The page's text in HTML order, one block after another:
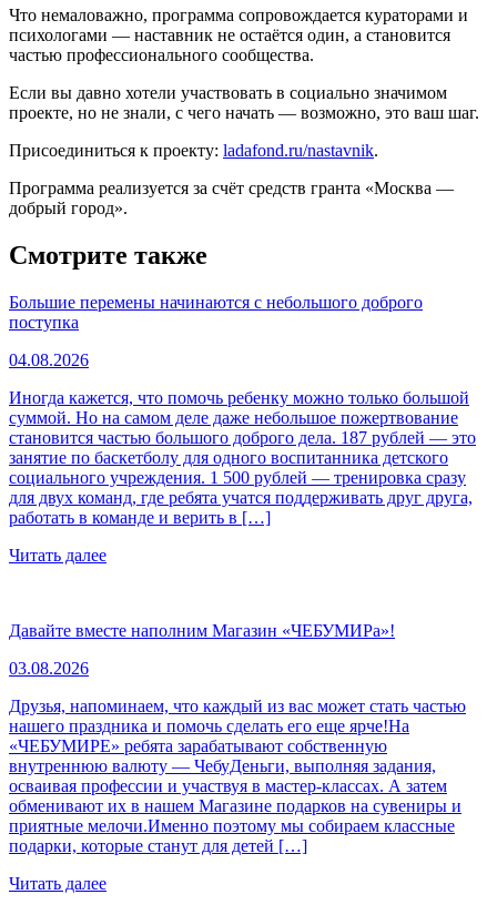
Что немаловажно, программа сопровождается кураторами и
психологами — наставник не остаётся один, а становится
частью профессионального сообщества.
Если вы давно хотели участвовать в социально значимом
проекте, но не знали, с чего начать — возможно, это ваш шаг.
Присоединиться к проекту: ladafond.ru/nastavnik.
Программа реализуется за счёт средств гранта «Москва —
добрый город».
Смотрите также
Большие перемены начинаются с небольшого доброго
поступка
04.08.2026
Иногда кажется, что помочь ребенку можно только большой
суммой. Но на самом деле даже небольшое пожертвование
становится частью большого доброго дела. 187 рублей — это
занятие по баскетболу для одного воспитанника детского
социального учреждения. 1 500 рублей — тренировка сразу
для двух команд, где ребята учатся поддерживать друг друга,
работать в команде и верить в […]
Читать далее
Давайте вместе наполним Магазин «ЧЕБУМИРа»!
03.08.2026
Друзья, напоминаем, что каждый из вас может стать частью
нашего праздника и помочь сделать его еще ярче!На
«ЧЕБУМИРЕ» ребята зарабатывают собственную
внутреннюю валюту — ЧебуДеньги, выполняя задания,
осваивая профессии и участвуя в мастер-классах. А затем
обменивают их в нашем Магазине подарков на сувениры и
приятные мелочи.Именно поэтому мы собираем классные
подарки, которые станут для детей […]
Читать далее